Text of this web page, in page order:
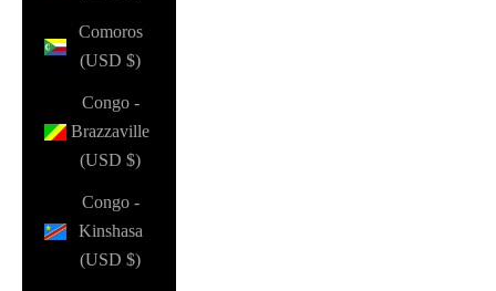
Comoros
(USD $)
Congo -
Brazzaville
(USD $)
Congo -
Kinshasa
(USD $)